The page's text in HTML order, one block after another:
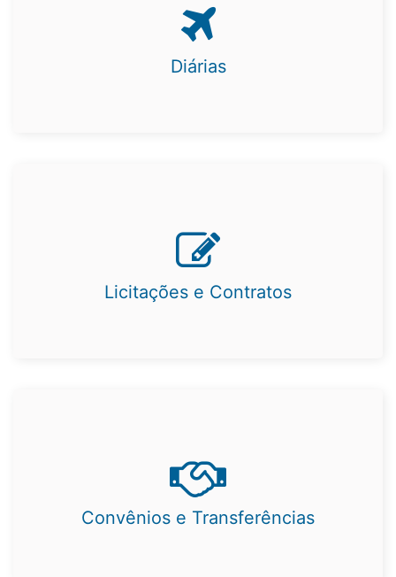
Diárias
Licitações e Contratos
Convênios e Transferências